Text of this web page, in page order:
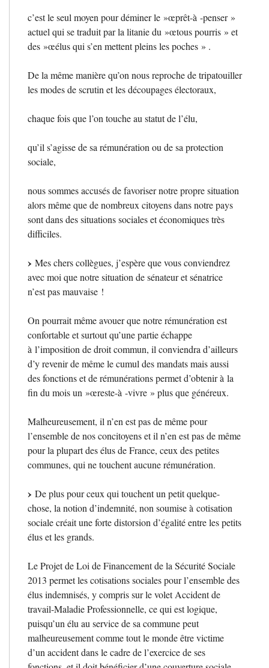
c’est le seul moyen pour déminer le »œprêt-à -penser »
actuel qui se traduit par la litanie du »œtous pourris » et
des »œélus qui s’en mettent pleins les poches » .
De la même manière qu’on nous reproche de tripatouiller
les modes de scrutin et les découpages électoraux,
chaque fois que l’on touche au statut de l’élu,
qu’il s’agisse de sa rémunération ou de sa protection
sociale,
nous sommes accusés de favoriser notre propre situation
alors même que de nombreux citoyens dans notre pays
sont dans des situations sociales et économiques très
difficiles.
Mes chers collègues, j’espère que vous conviendrez
avec moi que notre situation de sénateur et sénatrice
n’est pas mauvaise !
On pourrait même avouer que notre rémunération est
confortable et surtout qu’une partie échappe
à l’imposition de droit commun, il conviendra d’ailleurs
d’y revenir de même le cumul des mandats mais aussi
des fonctions et de rémunérations permet d’obtenir à la
fin du mois un »œreste-à -vivre » plus que généreux.
Malheureusement, il n’en est pas de même pour
l’ensemble de nos concitoyens et il n’en est pas de même
pour la plupart des élus de France, ceux des petites
communes, qui ne touchent aucune rémunération.
De plus pour ceux qui touchent un petit quelque-
chose, la notion d’indemnité, non soumise à cotisation
sociale créait une forte distorsion d’égalité entre les petits
élus et les grands.
Le Projet de Loi de Financement de la Sécurité Sociale
2013 permet les cotisations sociales pour l’ensemble des
élus indemnisés, y compris sur le volet Accident de
travail-Maladie Professionnelle, ce qui est logique,
puisqu’un élu au service de sa commune peut
malheureusement comme tout le monde être victime
d’un accident dans le cadre de l’exercice de ses